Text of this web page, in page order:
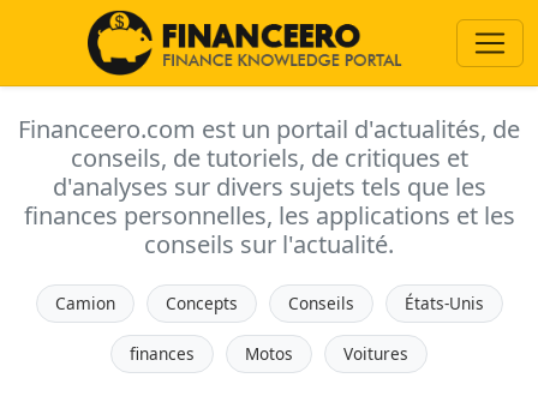
Financeero.com est un portail d'actualités, de
conseils, de tutoriels, de critiques et
d'analyses sur divers sujets tels que les
finances personnelles, les applications et les
conseils sur l'actualité.
Camion Concepts Conseils États-Unis
finances Motos Voitures